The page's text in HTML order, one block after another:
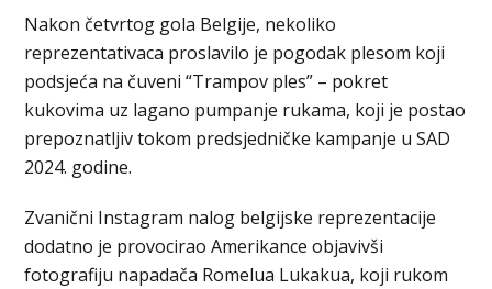
Nakon četvrtog gola Belgije, nekoliko
reprezentativaca proslavilo je pogodak plesom koji
podsjeća na čuveni “Trampov ples” – pokret
kukovima uz lagano pumpanje rukama, koji je postao
prepoznatljiv tokom predsjedničke kampanje u SAD
2024. godine.
Zvanični Instagram nalog belgijske reprezentacije
dodatno je provocirao Amerikance objavivši
fotografiju napadača Romelua Lukakua, koji rukom